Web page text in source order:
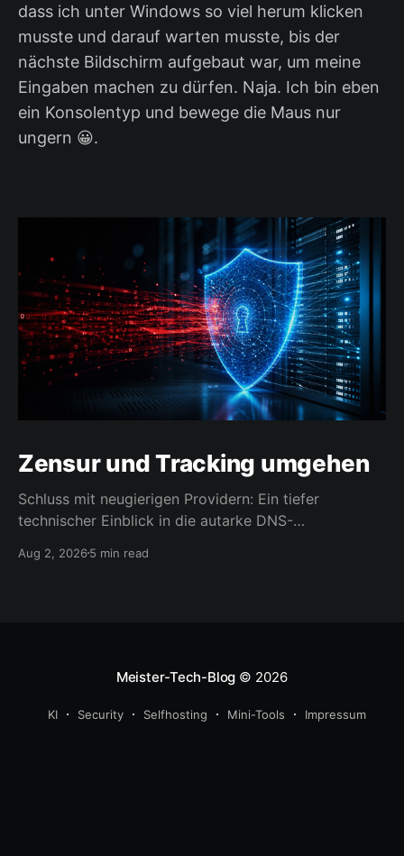
dass ich unter Windows so viel herum klicken
musste und darauf warten musste, bis der
nächste Bildschirm aufgebaut war, um meine
Eingaben machen zu dürfen. Naja. Ich bin eben
ein Konsolentyp und bewege die Maus nur
ungern 😀.
Zensur und Tracking umgehen
Schluss mit neugierigen Providern: Ein tiefer
technischer Einblick in die autarke DNS-
Aug 2, 20265 min read
Meister-Tech-Blog © 2026
KI Security Selfhosting Mini-Tools Impressum